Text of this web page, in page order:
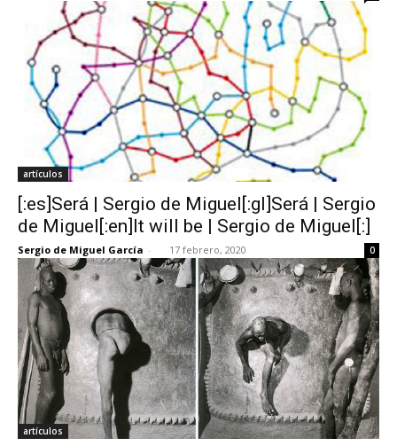
artículos
[:es]Será | Sergio de Miguel[:gl]Será | Sergio
de Miguel[:en]It will be | Sergio de Miguel[:]
Sergio de Miguel García - 17 febrero, 2020 0
artículos